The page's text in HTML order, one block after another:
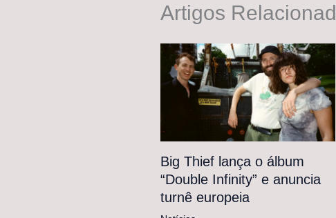
Artigos
Big Thief lança o álbum
“Double Infinity” e anuncia
turnê europeia